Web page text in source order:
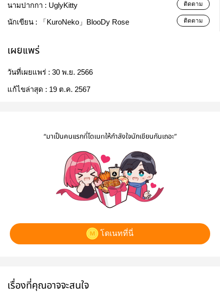
นามปากกา : UglyKitty ติดตาม
นักเขียน : 「KuroNeko」BlooDy Rose ติดตาม
เผยแพร่
วันที่เผยแพร่ : 30 พ.ย. 2566
แก้ไขล่าสุด : 19 ต.ค. 2567
“มาเป็นคนแรกที่โดเนทให้กำลังใจนักเขียนกันเถอะ”
โดเนทที่นี่
เรื่องที่คุณอาจจะสนใจ